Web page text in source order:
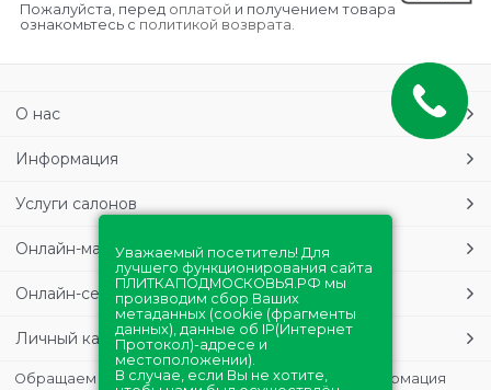
Пожалуйста, перед оплатой и получением товара
ознакомьтесь с политикой возврата.
О нас
Информация
Услуги салонов
Онлайн-магазин
Онлайн-сервисы
Личный кабинет
Обращаем Ваше внимание на то, что данная информация
Уважаемый посетитель! Для
лучшего функционирования сайта
ПЛИТКАПОДМОСКОВЬЯ.РФ мы
производим сбор Ваших
метаданных (cookie (фрагменты
данных), данные об IP(Интернет
Протокол)-адресе и
местоположении).
В случае, если Вы не хотите,